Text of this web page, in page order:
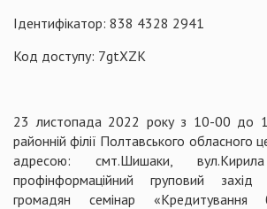
Ідентифікатор: 838 4328 2941
Код доступу: 7gtXZK
23 листопада 2022 року з 10-00 до
районній філії Полтавського обласного
адресою: смт.Шишаки,
профінформаційний груповий
громадян семінар «Кредитування